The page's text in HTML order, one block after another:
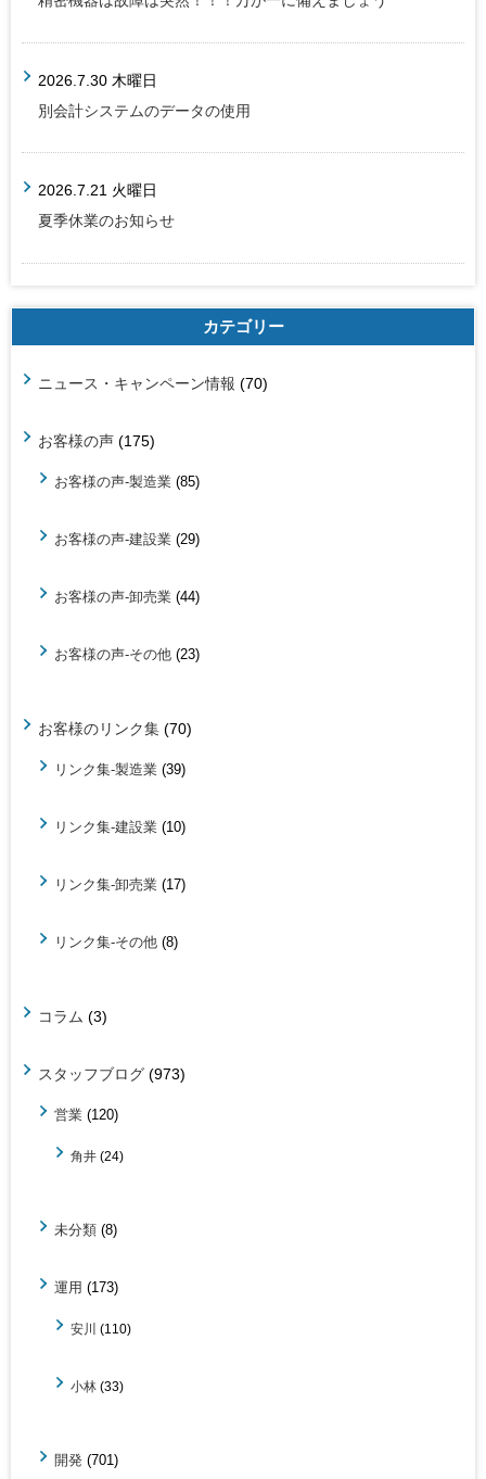
2026.7.30 木曜日
別会計システムのデータの使用
2026.7.21 火曜日
夏季休業のお知らせ
カテゴリー
ニュース・キャンペーン情報 (70)
お客様の声 (175)
お客様の声-製造業 (85)
お客様の声-建設業 (29)
お客様の声-卸売業 (44)
お客様の声-その他 (23)
お客様のリンク集 (70)
リンク集-製造業 (39)
リンク集-建設業 (10)
リンク集-卸売業 (17)
リンク集-その他 (8)
コラム (3)
スタッフブログ (973)
営業 (120)
角井 (24)
未分類 (8)
運用 (173)
安川 (110)
小林 (33)
開発 (701)